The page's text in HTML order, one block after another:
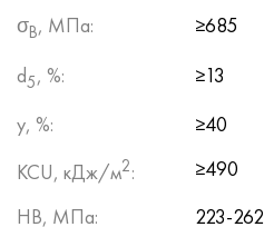
σB, МПа:
≥685
d5, %:
≥13
y, %:
≥40
KCU, кДж/м2:
≥490
HB, МПа:
223-262